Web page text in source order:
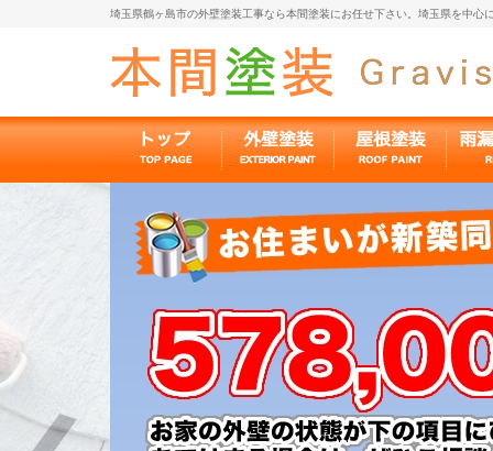
埼玉県鶴ヶ島市の外壁塗装工事なら本間塗装にお任せ下さい。埼玉県を中